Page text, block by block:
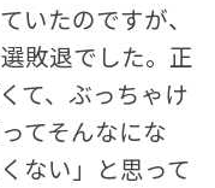
いたのですが、
敗退でした。正
て、ぶっちゃけ
てそんなにな
ない」と思って